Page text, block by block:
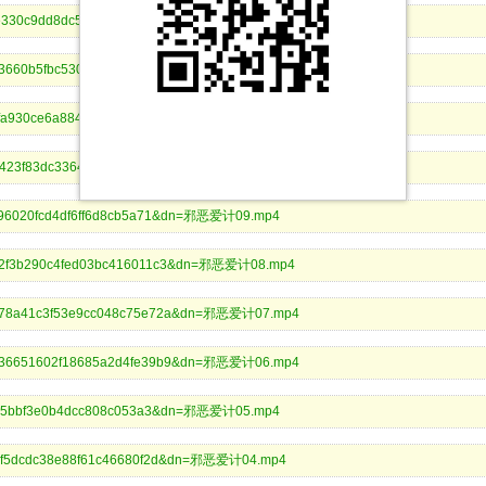
邪恶爱计13.mp4
邪恶爱计第12集.mp4
邪恶爱计11.mp4
邪恶爱计10.mp4
邪恶爱计09.mp4
邪恶爱计08.mp4
邪恶爱计07.mp4
邪恶爱计06.mp4
邪恶爱计05.mp4
邪恶爱计04.mp4